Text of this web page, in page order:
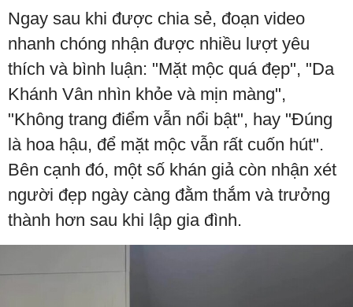
Ngay sau khi được chia sẻ, đoạn video
nhanh chóng nhận được nhiều lượt yêu
thích và bình luận: "Mặt mộc quá đẹp", "Da
Khánh Vân nhìn khỏe và mịn màng",
"Không trang điểm vẫn nổi bật", hay "Đúng
là hoa hậu, để mặt mộc vẫn rất cuốn hút".
Bên cạnh đó, một số khán giả còn nhận xét
người đẹp ngày càng đằm thắm và trưởng
thành hơn sau khi lập gia đình.